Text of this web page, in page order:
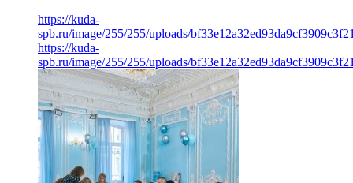
https://kuda-
spb.ru/image/255/255/uploads/
https://kuda-
spb.ru/image/255/255/uploads/